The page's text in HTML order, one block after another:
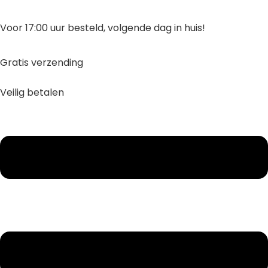
Voor 17:00 uur besteld, volgende dag in huis!
Gratis verzending
Veilig betalen